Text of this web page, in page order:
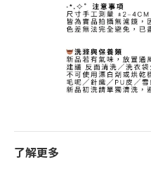
了解更多